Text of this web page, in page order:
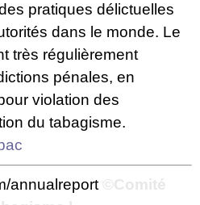
pratiques délictuelles
dans le monde. Le
très régulièrement
pénales, en
violation des
du tabagisme.
annualreport